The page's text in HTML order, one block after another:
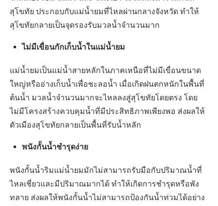
สุโขทัย ประกอบกับแม่น้ำยมที่ไหลผ่านกลางจังหวัด ทำให้
สุโขทัยกลายเป็นจุดรองรับมวลน้ำจำนวนมาก
ไม่มีเขื่อนกักเก็บน้ำในแม่น้ำยม
แม่น้ำยมเป็นแม่น้ำสายหลักในภาคเหนือที่ไม่มีเขื่อนขนาด
ใหญ่หรืออ่างเก็บน้ำเพื่อชะลอน้ำ เมื่อเกิดฝนตกหนักในพื้นที่
ต้นน้ำ มวลน้ำจำนวนมากจะไหลลงสู่สุโขทัยโดยตรง โดย
ไม่มีโครงสร้างควบคุมน้ำที่มีประสิทธิภาพเพียงพอ ส่งผลให้
ตัวเมืองสุโขทัยกลายเป็นพื้นที่รับน้ำหลัก
พนังกั้นน้ำชำรุดง่าย
พนังกั้นน้ำริมแม่น้ำยมมักไม่สามารถรับมือกับปริมาณน้ำที่
ไหลเชี่ยวและมีปริมาณมากได้ ทำให้เกิดการชำรุดหรือพัง
ทลาย ส่งผลให้พนังกั้นน้ำไม่สามารถป้องกันน้ำท่วมได้อย่าง